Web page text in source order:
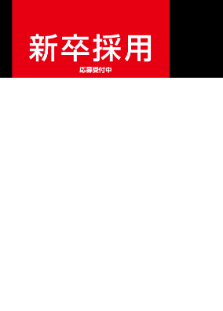
販売価格¥28,820（税込）